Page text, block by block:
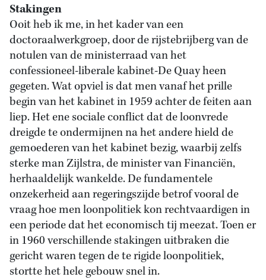
Stakingen
Ooit heb ik me, in het kader van een
doctoraalwerkgroep, door de rijstebrijberg van de
notulen van de ministerraad van het
confessioneel-liberale kabinet-De Quay heen
gegeten. Wat opviel is dat men vanaf het prille
begin van het kabinet in 1959 achter de feiten aan
liep. Het ene sociale conflict dat de loonvrede
dreigde te ondermijnen na het andere hield de
gemoederen van het kabinet bezig, waarbij zelfs
sterke man Zijlstra, de minister van Financiën,
herhaaldelijk wankelde. De fundamentele
onzekerheid aan regeringszijde betrof vooral de
vraag hoe men loonpolitiek kon rechtvaardigen in
een periode dat het economisch tij meezat. Toen er
in 1960 verschillende stakingen uitbraken die
gericht waren tegen de te rigide loonpolitiek,
stortte het hele gebouw snel in.